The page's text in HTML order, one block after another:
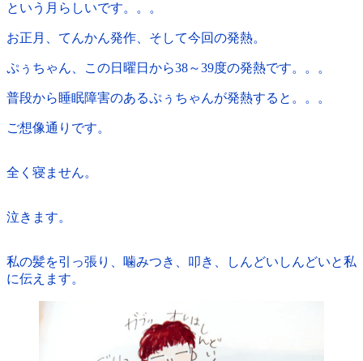
という月らしいです。。。
お正月、てんかん発作、そして今回の発熱。
ぷぅちゃん、この日曜日から38～39度の発熱です。。。
普段から睡眠障害のあるぷぅちゃんが発熱すると。。。
ご想像通りです。
全く寝ません。
泣きます。
私の髪を引っ張り、噛みつき、叩き、しんどいしんどいと私
に伝えます。